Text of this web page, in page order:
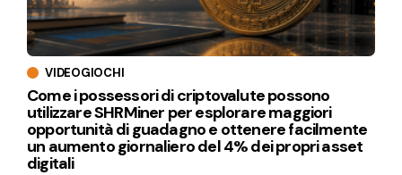
VIDEOGIOCHI
Come i possessori di criptovalute possono
utilizzare SHRMiner per esplorare maggiori
opportunità di guadagno e ottenere facilmente
un aumento giornaliero del 4% dei propri asset
digitali